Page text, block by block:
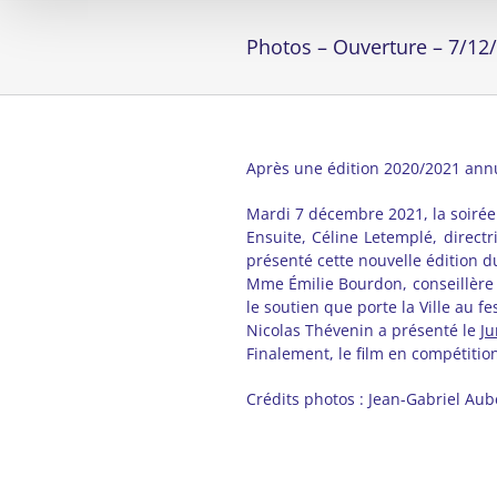
Photos – Ouverture – 7/
Après une édition 2020/2021
Mardi 7 décembre 2021, la
Ensuite, Céline Letemplé,
présenté cette nouvelle édition
Mme Émilie Bourdon,
le soutien que porte la Ville au
Nicolas Thévenin a présenté le
Finalement, le film en
Crédits photos : Jean-Gabriel